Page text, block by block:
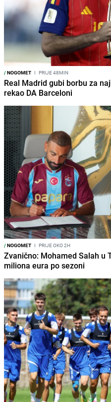
/NOGOMET I PRIJE 48MIN
Real Madrid gubi borbu za
rekao DA Barceloni
/NOGOMET I PRIJE OKO 2H
Zvanično: Mohamed Salah u
miliona eura po sezoni